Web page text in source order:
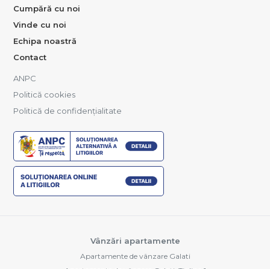
Cumpără cu noi
Vinde cu noi
Echipa noastră
Contact
ANPC
Politică cookies
Politică de confidențialitate
Vânzări apartamente
Apartamente de vânzare Galati